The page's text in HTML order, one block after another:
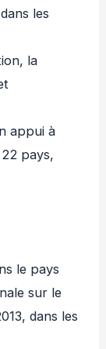
les
la
appui à
pays,
le pays
sur le
dans les